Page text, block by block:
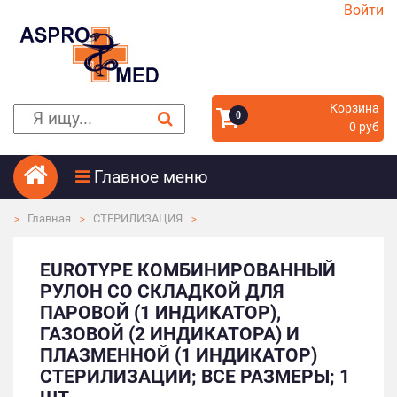
Войти
0
Корзина
0 руб
Главное меню
Главная СТЕРИЛИЗАЦИЯ
EUROTYPE КОМБИНИРОВАННЫЙ
РУЛОН СО СКЛАДКОЙ ДЛЯ
ПАРОВОЙ (1 ИНДИКАТОР),
ГАЗОВОЙ (2 ИНДИКАТОРА) И
ПЛАЗМЕННОЙ (1 ИНДИКАТОР)
СТЕРИЛИЗАЦИИ; ВСЕ РАЗМЕРЫ; 1